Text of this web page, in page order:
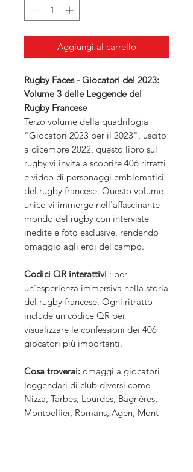
Aggiungi al carrello
Rugby Faces - Giocatori del 2023:
Volume 3 delle Leggende del
Rugby Francese
Terzo volume della quadrilogia
"Giocatori 2023 per il 2023", uscito
a dicembre 2022, questo libro sul
rugby vi invita a scoprire 406 ritratti
e video di personaggi emblematici
del rugby francese. Questo volume
unico vi immerge nell'affascinante
mondo del rugby con interviste
inedite e foto esclusive, rendendo
omaggio agli eroi del campo.
Codici QR interattivi : per
un'esperienza immersiva nella storia
del rugby francese. Ogni ritratto
include un codice QR per
visualizzare le confessioni dei 406
giocatori più importanti.
Cosa troverai: omaggi a giocatori
leggendari di club diversi come
Nizza, Tarbes, Lourdes, Bagnères,
Montpellier, Romans, Agen, Mont-